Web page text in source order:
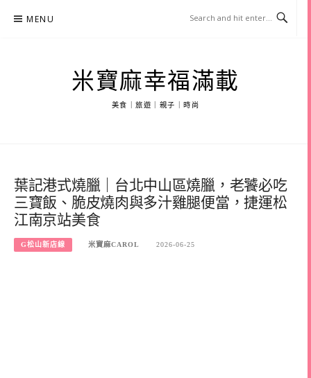
MENU
米寶麻幸福滿載
美食｜旅遊｜親子｜時尚
葉記港式燒臘｜台北中山區燒臘，老饕必吃
三寶飯、脆皮燒肉與多汁雞腿便當，捷運松
江南京站美食
G松山新店線 米寶麻CAROL 2026-06-25